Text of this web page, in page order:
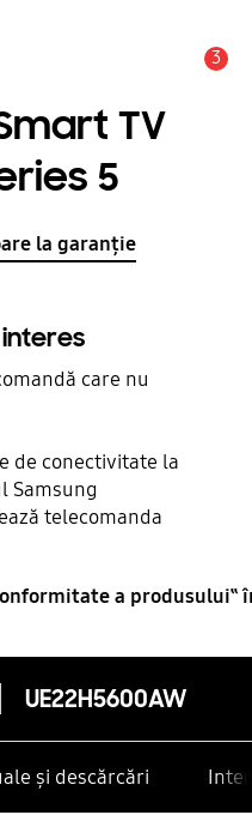
3
TV
5
la garanție
care nu
de conectivitate la
Samsung
telecomanda
a produsului‟
UE22H5600AW
și descărcări